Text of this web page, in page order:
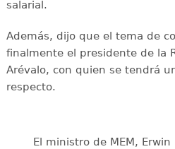
salarial.
Además, dijo que el tema de
finalmente el presidente de la
Arévalo, con quien se tendrá
respecto.
El ministro de MEM,